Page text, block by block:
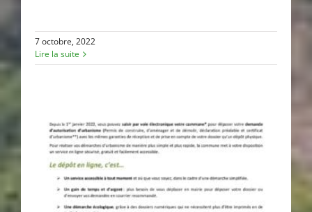
7 octobre, 2022
Lire la suite